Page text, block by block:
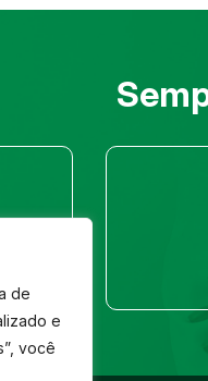
de
e
você